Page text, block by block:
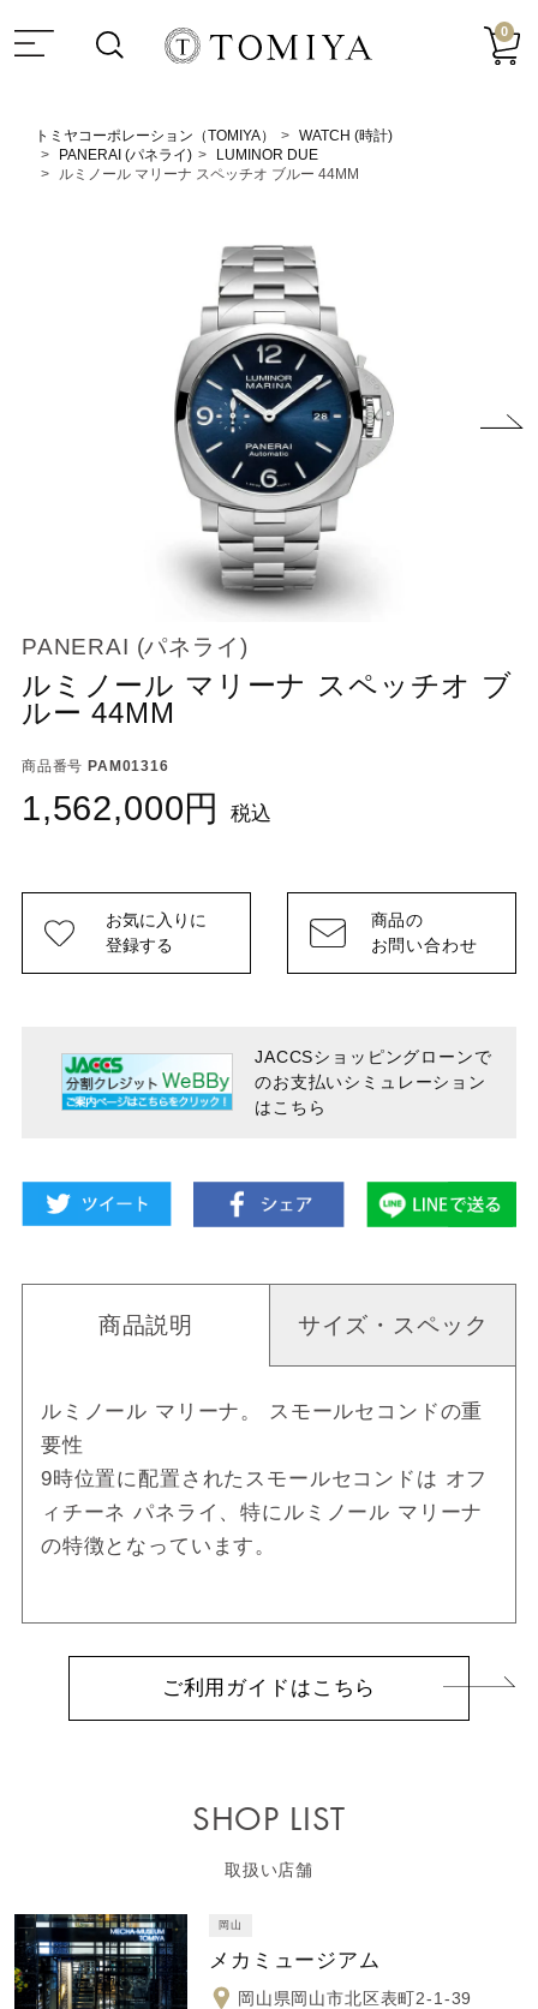
0
トミヤコーポレーション（TOMIYA）
WATCH (時計)
PANERAI (パネライ)
LUMINOR DUE
ルミノール マリーナ スペッチオ ブルー 44MM
PANERAI (パネライ)
ルミノール マリーナ スペッチオ ブ
ルー 44MM
商品番号 PAM01316
1,562,000 税込
お気に入りに
登録する
商品の
お問い合わせ
JACCSショッピングローンで
のお支払いシミュレーション
はこちら
商品説明 サイズ・スペック
ルミノール マリーナ。 スモールセコンドの重
要性
9時位置に配置されたスモールセコンドは オフ
ィチーネ パネライ、特にルミノール マリーナ
の特徴となっています。
ご利用ガイドはこちら
SHOP LIST
取扱い店舗
岡山
メカミュージアム
岡山県岡山市北区表町2-1-39